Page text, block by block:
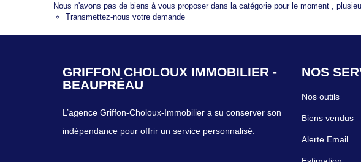
Nous n'avons pas de biens à vous proposer dans la catégorie pour le moment ,
Transmettez-nous votre demande
GRIFFON CHOLOUX IMMOBILIER -
BEAUPRÉAU
L’agence Griffon-Choloux-Immobilier a su conserver son
indépendance pour offrir un service personnalisé.
NOS
Nos outils
Biens vendus
Alerte Email